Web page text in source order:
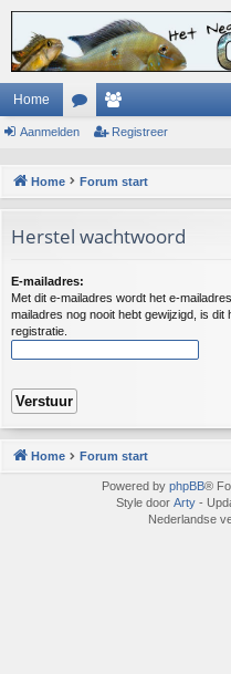
Home
or
m
s
ed
Aanmelden Registreer
Home Forum start
Herstel wachtwoord
E-mailadres:
Met dit e-mailadres wordt het e-
mailadres nog nooit hebt gewijzigd, is
registratie.
Home Forum start
Powered by phpBB®
Style door Arty -
Nederlandse